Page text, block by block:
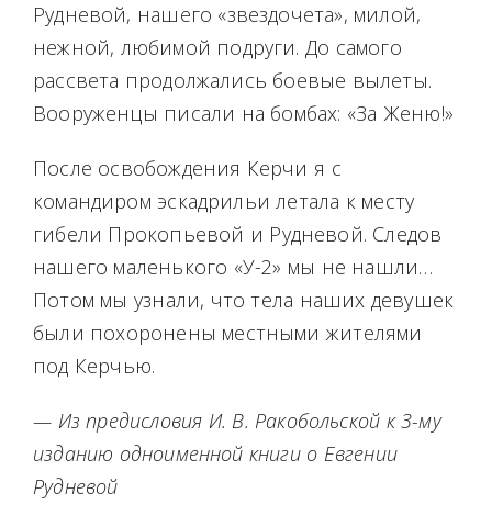
Рудневой, нашего «звездочета», милой,
нежной, любимой подруги. До самого
рассвета продолжались боевые вылеты.
Вооруженцы писали на бомбах: «За Женю!»
После освобождения Керчи я с
командиром эскадрильи летала к месту
гибели Прокопьевой и Рудневой. Следов
нашего маленького «У-2» мы не нашли…
Потом мы узнали, что тела наших девушек
были похоронены местными жителями
под Керчью.
— Из предисловия И. В. Ракобольской к 3-му
изданию одноименной книги о Евгении
Рудневой